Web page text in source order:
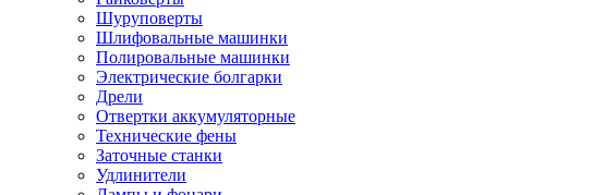
Шуруповерты
Шлифовальные машинки
Полировальные машинки
Электрические болгарки
Дрели
Отвертки аккумуляторные
Технические фены
Заточные станки
Удлинители